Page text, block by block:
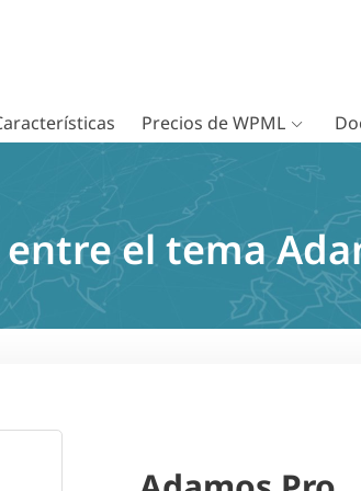
Precios de WPML
el tema